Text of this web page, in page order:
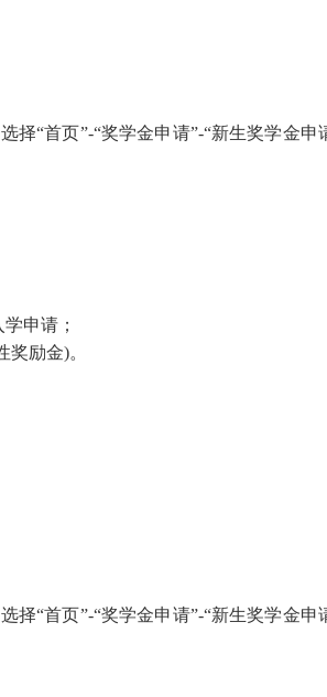
择“首页”-“奖学金申请”-“新生奖学金申
申请；
励金)。
择“首页”-“奖学金申请”-“新生奖学金申